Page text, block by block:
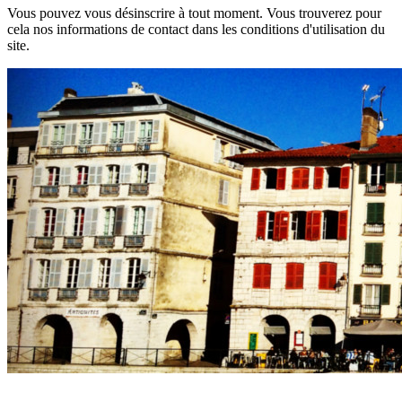
Vous pouvez vous désinscrire à tout moment. Vous trouverez pour
cela nos informations de contact dans les conditions d'utilisation du
site.